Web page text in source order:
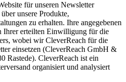
für unseren Newsletter
unsere Produkte,
zu erhalten. Ihre angegebenen
Ihrer erteilten Einwilligung für die
wobei wir CleverReach für die
einsetzen (CleverReach GmbH &
Rastede). CleverReach ist ein
organisiert und analysiert